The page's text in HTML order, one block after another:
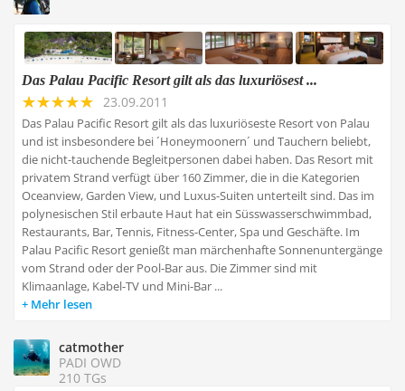
Das Palau Pacific Resort gilt als das luxuriösest ...
23.09.2011
Das Palau Pacific Resort gilt als das luxuriöseste Resort von Palau
und ist insbesondere bei ´Honeymoonern´ und Tauchern beliebt,
die nicht-tauchende Begleitpersonen dabei haben. Das Resort mit
privatem Strand verfügt über 160 Zimmer, die in die Kategorien
Oceanview, Garden View, und Luxus-Suiten unterteilt sind. Das im
polynesischen Stil erbaute Haut hat ein Süsswasserschwimmbad,
Restaurants, Bar, Tennis, Fitness-Center, Spa und Geschäfte. Im
Palau Pacific Resort genießt man märchenhafte Sonnenuntergänge
vom Strand oder der Pool-Bar aus. Die Zimmer sind mit
Klimaanlage, Kabel-TV und Mini-Bar ...
Mehr lesen
catmother
PADI OWD
210 TGs